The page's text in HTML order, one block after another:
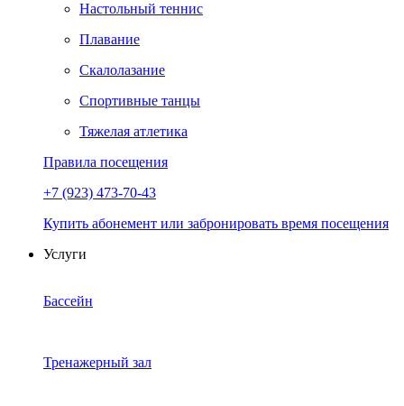
Настольный теннис
Плавание
Скалолазание
Спортивные танцы
Тяжелая атлетика
Правила посещения
+7 (923) 473-70-43
Купить абонемент или забронировать время посещения
Услуги
Бассейн
Тренажерный зал